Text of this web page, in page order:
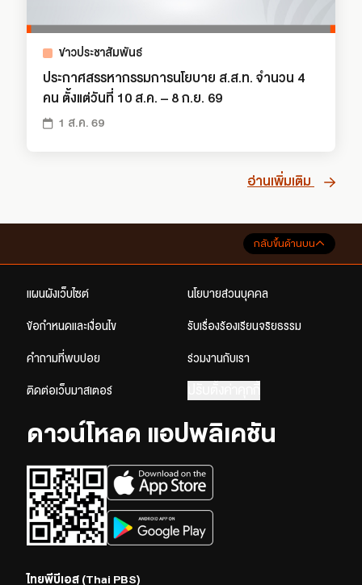
ข่าวประชาสัมพันธ์
ประกาศสรรหากรรมการนโยบาย ส.ส.ท. จำนวน 4
คน ตั้งแต่วันที่ 10 ส.ค. – 8 ก.ย. 69
1 ส.ค. 69
อ่านเพิ่มเติม
กลับขึ้นด้านบน
แผนผังเว็บไซต์ นโยบายส่วนบุคคล
ข้อกำหนดและเงื่อนไข รับเรื่องร้องเรียนจริยธรรม
คำถามที่พบบ่อย ร่วมงานกับเรา
ติดต่อเว็บมาสเตอร์
ดาวน์โหลด แอปพลิเคชัน
ไทยพีบีเอส (Thai PBS)